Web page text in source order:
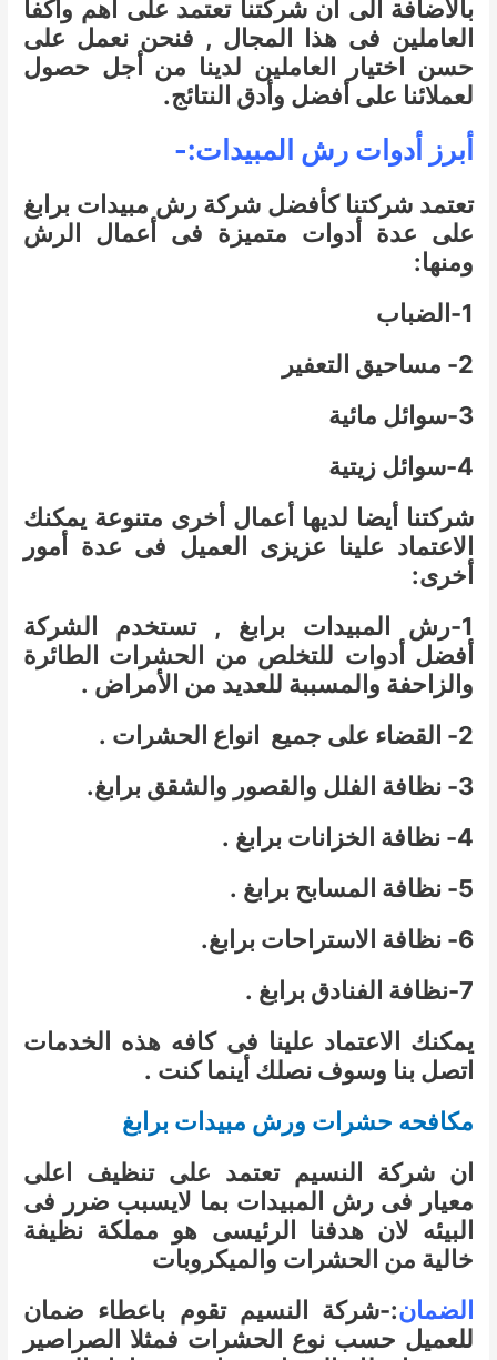
بالاضافة الى أن شركتنا تعتمد على أهم وأكفأ
العاملين فى هذا المجال , فنحن نعمل على
حسن اختيار العاملين لدينا من أجل حصول
لعملائنا على أفضل وأدق النتائج.
أبرز أدوات رش المبيدات:-
تعتمد شركتنا كأفضل شركة رش مبيدات برابغ
على عدة أدوات متميزة فى أعمال الرش
ومنها:
1-الضباب
2- مساحيق التعفير
3-سوائل مائية
4-سوائل زيتية
شركتنا أيضا لديها أعمال أخرى متنوعة يمكنك
الاعتماد علينا عزيزى العميل فى عدة أمور
أخرى:
1-رش المبيدات برابغ , تستخدم الشركة
أفضل أدوات للتخلص من الحشرات الطائرة
والزاحفة والمسببة للعديد من الأمراض .
2- القضاء على جميع انواع الحشرات .
3- نظافة الفلل والقصور والشقق برابغ.
4- نظافة الخزانات برابغ .
5- نظافة المسابح برابغ .
6- نظافة الاستراحات برابغ.
7-نظافة الفنادق برابغ .
يمكنك الاعتماد علينا فى كافه هذه الخدمات
اتصل بنا وسوف نصلك أينما كنت .
مكافحه حشرات ورش مبيدات برابغ
ان شركة النسيم تعتمد على تنظيف اعلى
معيار فى رش المبيدات بما لايسبب ضرر فى
البيئه لان هدفنا الرئيسى هو مملكة نظيفة
خالية من الحشرات والميكروبات
الضمان:-شركة النسيم تقوم باعطاء ضمان
للعميل حسب نوع الحشرات فمثلا الصراصير